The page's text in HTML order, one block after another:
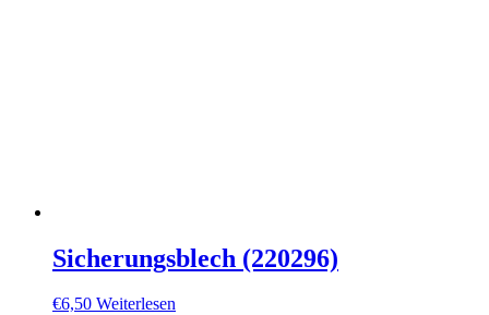
Sicherungsblech (220296)
€6,50 Weiterlesen